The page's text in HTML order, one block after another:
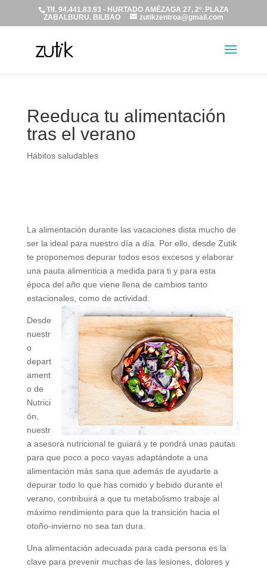
Tlf. 94.441.83.93 - HURTADO AMÉZAGA 27, 2º. PLAZA
ZABALBURU. BILBAO
zutikzentroa@gmail.com
Reeduca tu alimentación
tras el verano
Hábitos saludables
La alimentación durante las vacaciones dista mucho de
ser la ideal para nuestro día a día. Por ello, desde Zutik
te proponemos depurar todos esos excesos y elaborar
una pauta alimenticia a medida para ti y para esta
época del año que viene llena de cambios tanto
estacionales, como de actividad.
Desde
nuestr
o
depart
ament
o de
Nutrici
ón,
nuestr
a asesora nutricional te guiará y te pondrá unas pautas
para que poco a poco vayas adaptándote a una
alimentación más sana que además de ayudarte a
depurar todo lo que has comido y bebido durante el
verano, contribuirá a que tu metabolismo trabaje al
máximo rendimiento para que la transición hacia el
otoño-invierno no sea tan dura.
Una alimentación adecuada para cada persona es la
clave para prevenir muchas de las lesiones, dolores y